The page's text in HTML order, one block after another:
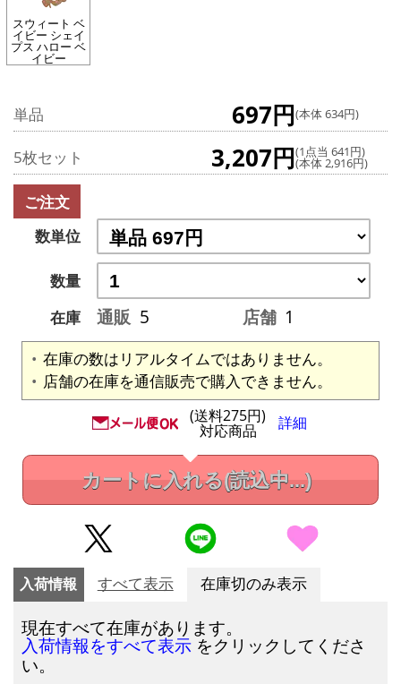
スウィート ベ
イビー シェイ
プス ハロー ベ
イビー
単品 697円(本体 634円)
5枚セット 3,207円(1点当 641円)
(本体 2,916円)
ご注文
数単位
数量
在庫
通販 5 店舗 1
在庫の数はリアルタイムではありません。
店舗の在庫を通信販売で購入できません。
(送料275円)
対応商品 詳細
カートに入れる(読込中...)
入荷情報 すべて表示 在庫切のみ表示
現在すべて在庫があります。
入荷情報をすべて表示 をクリックしてくださ
い。